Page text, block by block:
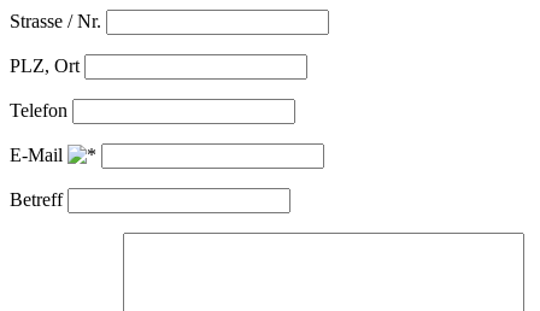
Strasse / Nr.
PLZ, Ort
Telefon
E-Mail
Betreff